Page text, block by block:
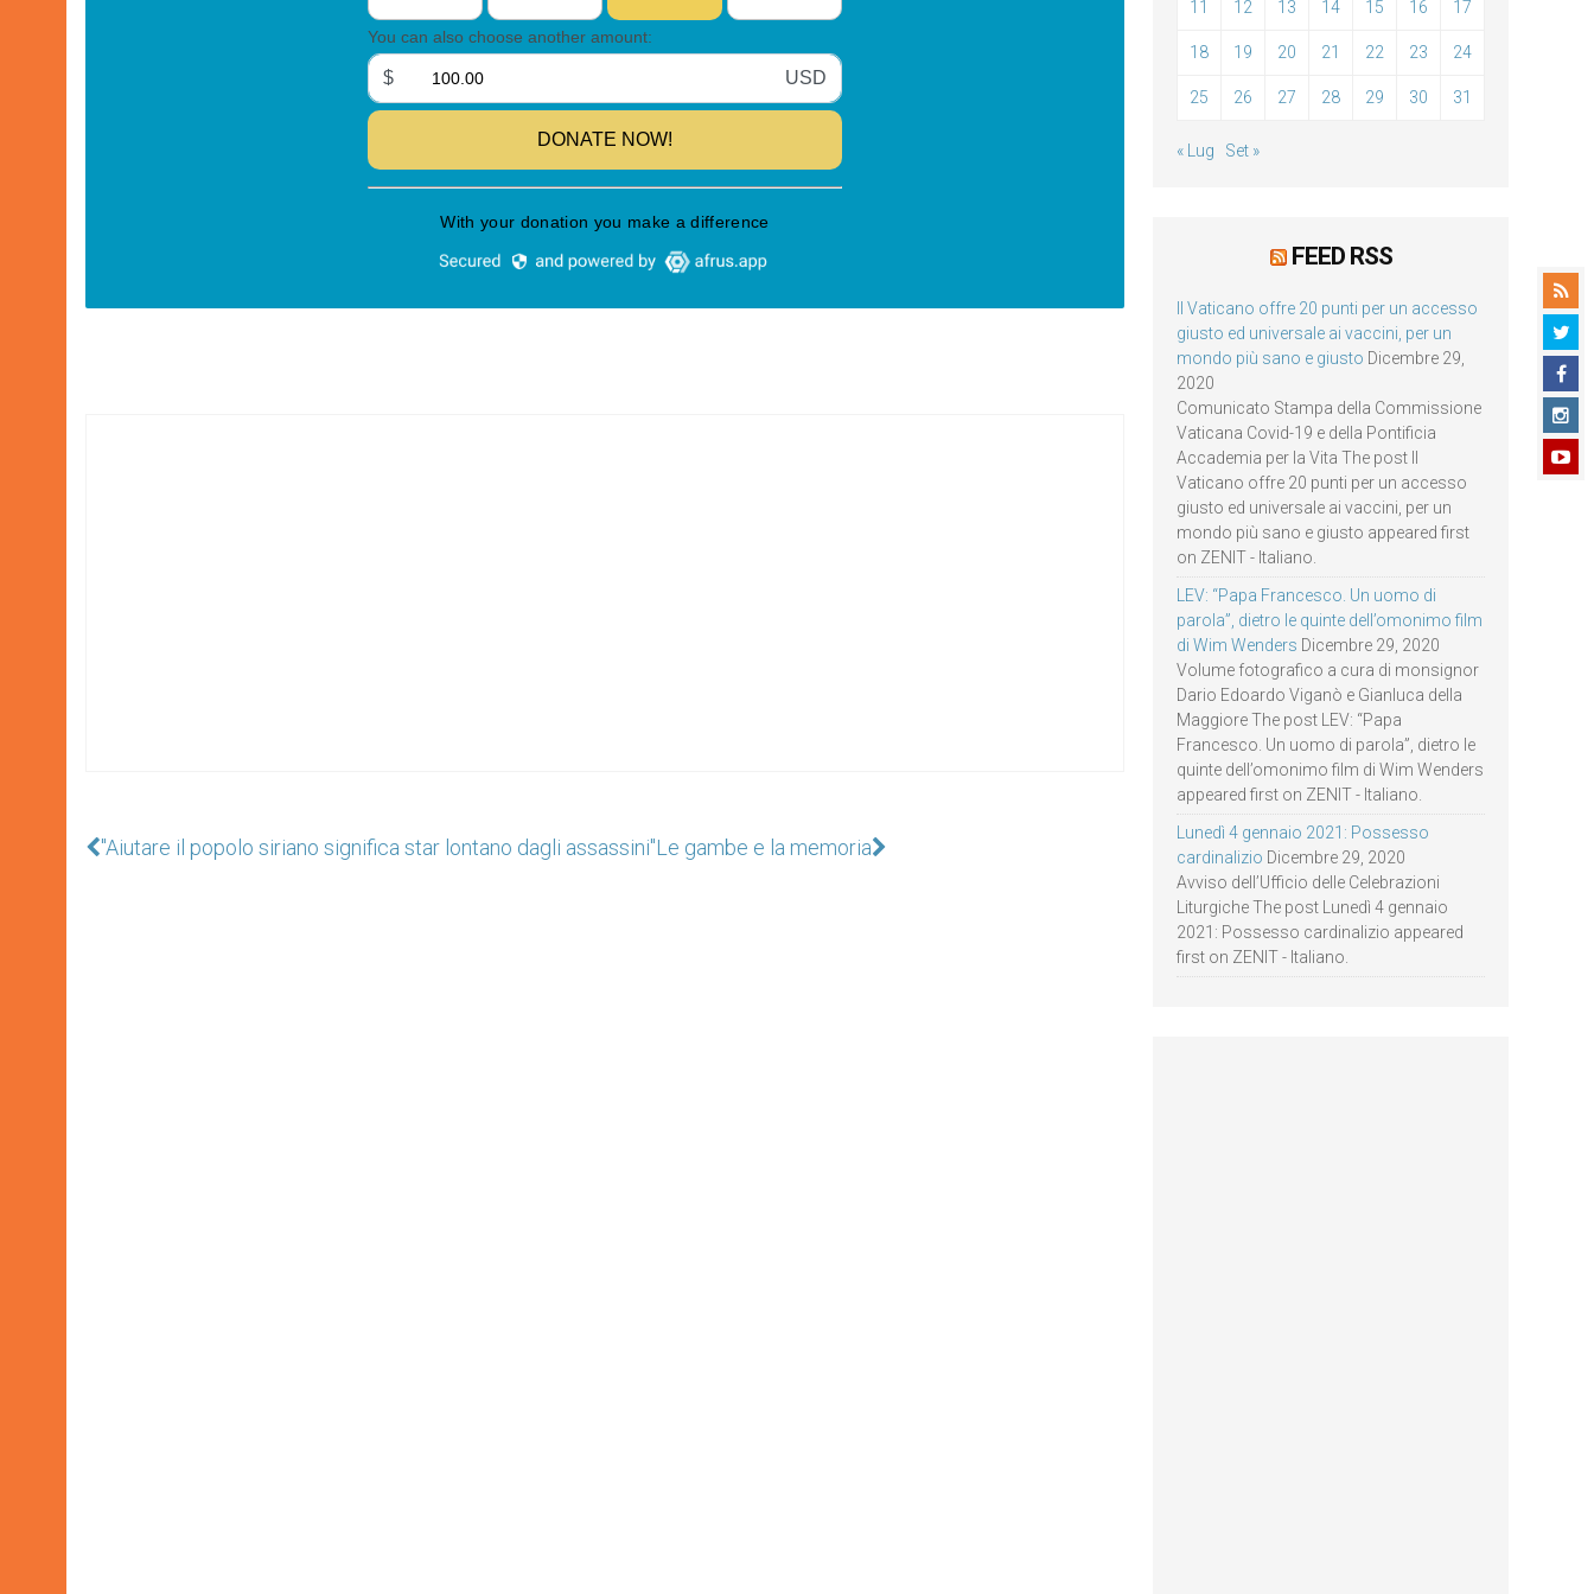
"Aiutare il popolo siriano significa star lontano dagli assassini"Le gambe e la memoria
11 12 13 14 15 16 17
18 19 20 21 22 23 24
25 26 27 28 29 30 31
« Lug Set »
FEED RSS
Il Vaticano offre 20 punti per un accesso
giusto ed universale ai vaccini, per un
mondo più sano e giusto Dicembre 29,
2020
Comunicato Stampa della Commissione
Vaticana Covid-19 e della Pontificia
Accademia per la Vita The post Il
Vaticano offre 20 punti per un accesso
giusto ed universale ai vaccini, per un
mondo più sano e giusto appeared first
on ZENIT - Italiano.
LEV: “Papa Francesco. Un uomo di
parola”, dietro le quinte dell’omonimo film
di Wim Wenders Dicembre 29, 2020
Volume fotografico a cura di monsignor
Dario Edoardo Viganò e Gianluca della
Maggiore The post LEV: “Papa
Francesco. Un uomo di parola”, dietro le
quinte dell’omonimo film di Wim Wenders
appeared first on ZENIT - Italiano.
Lunedì 4 gennaio 2021: Possesso
cardinalizio Dicembre 29, 2020
Avviso dell’Ufficio delle Celebrazioni
Liturgiche The post Lunedì 4 gennaio
2021: Possesso cardinalizio appeared
first on ZENIT - Italiano.